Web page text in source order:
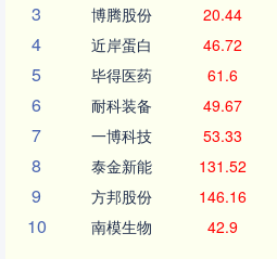
3 博腾股份 20.44
4 近岸蛋白 46.72
5 毕得医药 61.6
6 耐科装备 49.67
7 一博科技 53.33
8 泰金新能 131.52
9 方邦股份 146.16
10 南模生物 42.9